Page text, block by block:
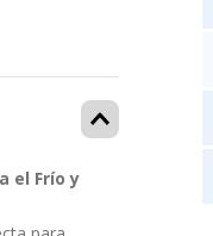
el Frío y